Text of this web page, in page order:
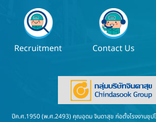
Recruitment Contact Us
ปีค.ศ.1950 (พ.ศ.2493) คุณอุดม จินดาสุข ก่อตั้งโรงงานชุปโ